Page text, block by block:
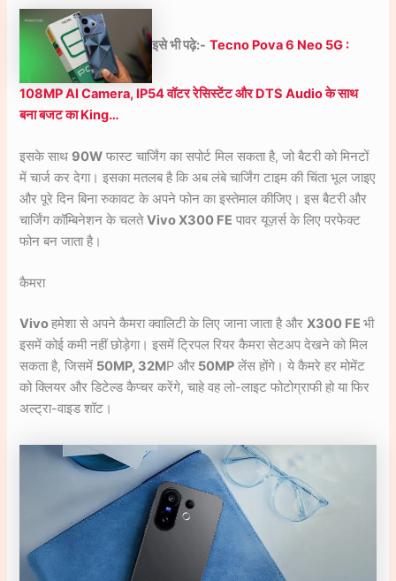
इसे भी पढ़े:- Tecno Pova 6 Neo 5G :
108MP AI Camera, IP54 वॉटर रेसिस्टेंट और DTS Audio के साथ
बना बजट का King…
इसके साथ 90W फास्ट चार्जिंग का सपोर्ट मिल सकता है, जो बैटरी को मिनटों
में चार्ज कर देगा। इसका मतलब है कि अब लंबे चार्जिंग टाइम की चिंता भूल जाइए
और पूरे दिन बिना रुकावट के अपने फोन का इस्तेमाल कीजिए। इस बैटरी और
चार्जिंग कॉम्बिनेशन के चलतेVivo X300 FE पावर यूज़र्स के लिए परफेक्ट
फोन बन जाता है।
कैमरा
Vivoहमेशा से अपने कैमरा क्वालिटी के लिए जाना जाता है औरX300 FEभी
इसमें कोई कमी नहीं छोड़ेगा। इसमें ट्रिपल रियर कैमरा सेटअप देखने को मिल
सकता है, जिसमें 50MP, 32MP और 50MP लेंस होंगे। ये कैमरे हर मोमेंट
को क्लियर और डिटेल्ड कैप्चर करेंगे, चाहे वह लो-लाइट फोटोग्राफी हो या फिर
अल्ट्रा-वाइड शॉट।